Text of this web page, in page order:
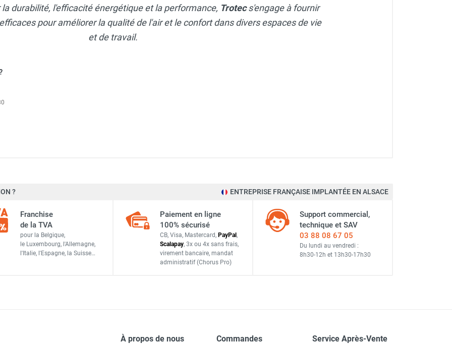
durabilité, l'efficacité énergétique et la performance, Trotecs'engage à fournir
pour améliorer la qualité de l'air et le confort dans divers espaces de vie
et de travail.
7310000523
ACCESSOIRES
? ENTREPRISE FRANÇAISE IMPLANTÉE EN ALSACE
Franchise
de la TVA
pour la Belgique,
le Luxembourg, l'Allemagne,
l'Italie, l'Espagne, la Suisse…
Paiement en ligne
100% sécurisé
CB, Visa, Mastercard, PayPal ,
Scalapay, 3x ou 4x sans frais,
virement bancaire, mandat
administratif (Chorus Pro)
Support commercial,
technique et SAV
03 88 08 67 05
Du lundi au vendredi :
8h30-12h et 13h30-17h30
À propos de nous Commandes Service Après-Vente